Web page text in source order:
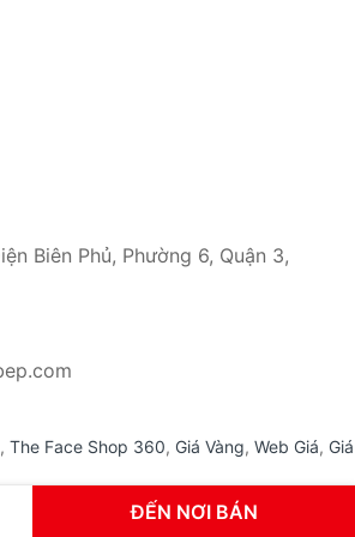
ĐẾN NƠI BÁN
Biên Phủ, Phường 6, Quận 3,
, The Face Shop 360, Giá Vàng, Web Giá, Giá
– GianBep.com-Gian Bếp.